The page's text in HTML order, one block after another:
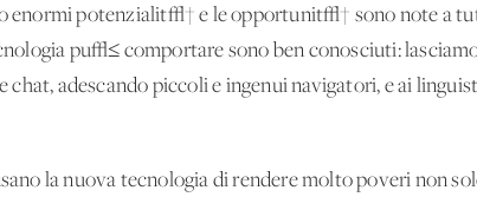
enormi potenzialit√† e le opportunit√† sono note a
pu√≤ comportare sono ben conosciuti:
adescando piccoli e ingenui navigatori, e ai
la nuova tecnologia di rendere molto poveri non